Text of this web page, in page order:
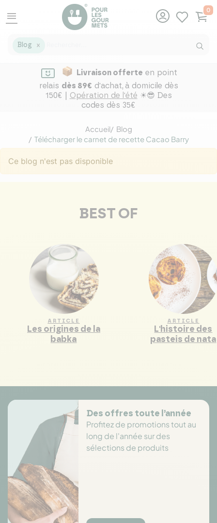
menu
Blog X
0
Livraison offerte en point
relais dès 89€ d'achat, à domicile dès
150€ | Opération de l'été ☀😎 Des
codes dès 35€
Accueil
Blog
Télécharger le carnet de recette Cacao Barry
Ce blog n'est pas disponible
BEST OF
ARTICLE
Les origines de la
babka
ARTICLE
L'histoire des
pasteis de nata
Des offres toute l’année
Profitez de promotions tout au
long de l'année sur des
sélections de produits